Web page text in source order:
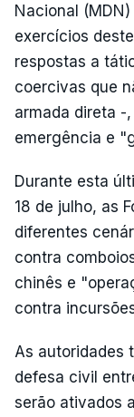
Nacional
exercícios
respostas a
coercivas que
armada direta -
emergência e
Durante esta
18 de julho, as
diferentes
contra
chinês e
contra
As autoridades
defesa civil
serão ativados